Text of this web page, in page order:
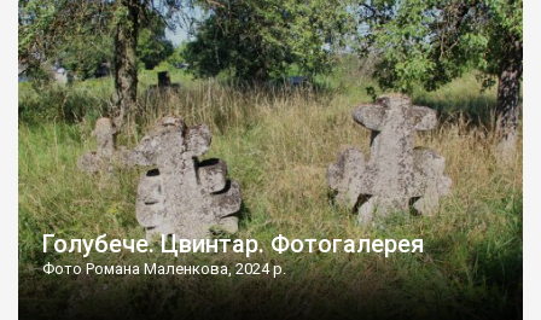
бруньками, кози ті бруньки обгризають, бо то улюблений
делікатес. На цвинтарі у Голубечому ціла колекція
різноманітних форм хрестів. Село відносно невелике, […]
Голубече. Цвинтар. Фотогалерея
Фото Романа Маленкова, 2024 р.